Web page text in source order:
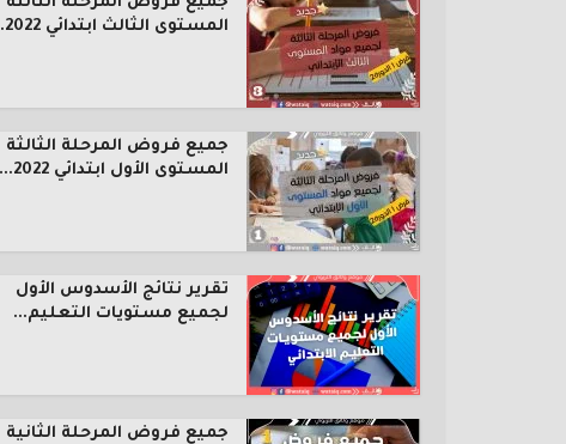
المستوى الثالث ابتدائي 2022...
جميع فروض المرحلة الثالثة
المستوى الأول ابتدائي 2022...
تقرير نتائج الأسدوس الأول
لجميع مستويات التعليم...
جميع فروض المرحلة الثانية